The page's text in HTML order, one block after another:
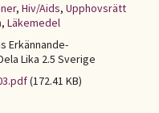
, Hiv/Aids, Upphovsrätt
, Läkemedel
Erkännande-
Lika 2.5 Sverige
(172.41 KB)